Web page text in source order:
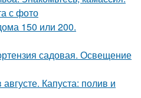
с фото
150 или 200.
садовая. Освещение
Капуста: полив и